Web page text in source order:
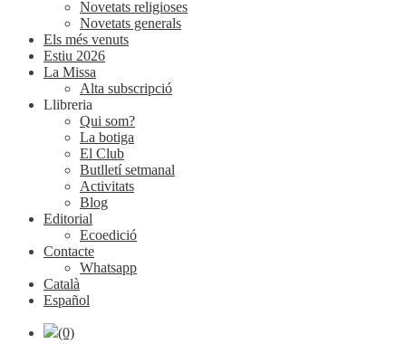
Novetats religioses
Novetats generals
Els més venuts
Estiu 2026
La Missa
Alta subscripció
Llibreria
Qui som?
La botiga
El Club
Butlletí setmanal
Activitats
Blog
Editorial
Ecoedició
Contacte
Whatsapp
Català
Español
(0)